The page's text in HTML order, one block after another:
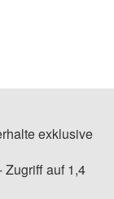
exklusive
Zugriff auf 1,4